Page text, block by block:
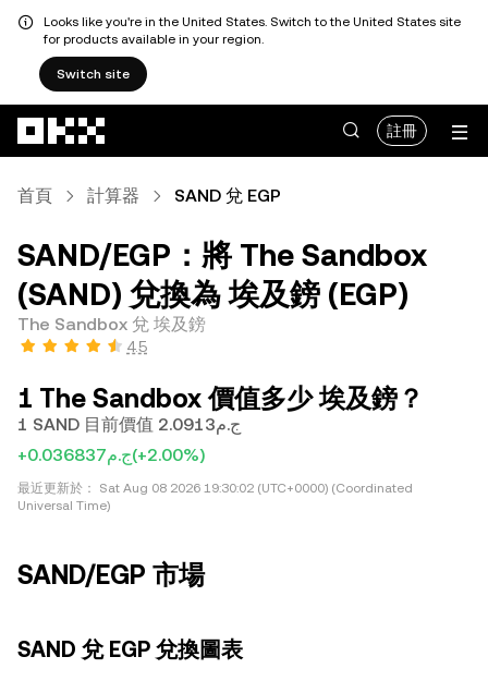
Looks like you're in the United States. Switch to the United States site
for products available in your region.
Switch site
註冊
首頁 計算器 SAND 兌 EGP
SAND/EGP：將 The Sandbox
(SAND) 兌換為 埃及鎊 (EGP)
The Sandbox 兌 埃及鎊
4.5
1 The Sandbox 價值多少 埃及鎊？
1 SAND 目前價值 ج.م2.0913
+ج.م0.036837(+2.00%)
最近更新於：
Sat Aug 08 2026 19:30:02 (UTC+0000) (Coordinated
Universal Time)
SAND/EGP 市場
SAND 兌 EGP 兌換圖表